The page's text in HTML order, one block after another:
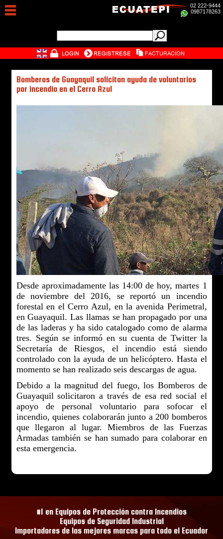
02 222-9444
0987178263
Bomberos de Guayaquil solicitan ayuda de voluntarios
por incendio en el Cerro Azul
Desde aproximadamente las 14:00 de hoy, martes 1
de noviembre del 2016, se reportó un incendio
forestal en el Cerro Azul, en la avenida Perimetral,
en Guayaquil. Las llamas se han propagado por una
de las laderas y ha sido catalogado como de alarma
tres. Según se informó en su cuenta de Twitter la
Secretaría de Riesgos, el incendio está siendo
controlado con la ayuda de un helicóptero. Hasta el
momento se han realizado seis descargas de agua.
Debido a la magnitud del fuego, los Bomberos de
Guayaquil solicitaron a través de esa red social el
apoyo de personal voluntario para sofocar el
incendio, quienes colaborarán junto a 200 bomberos
que llegaron al lugar. Miembros de las Fuerzas
Armadas también se han sumado para colaborar en
esta emergencia.
#1 en Equipos de Protección contra Incendios
Equipos de Seguridad Industrial
Importadores de las mejores marcas para todo el Ecuador